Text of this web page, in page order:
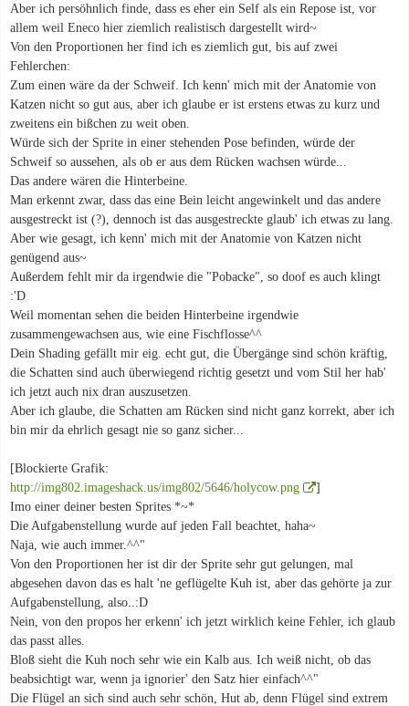
Aber ich persöhnlich finde, dass es eher ein Self als ein Repose ist, vor
allem weil Eneco hier ziemlich realistisch dargestellt wird~
Von den Proportionen her find ich es ziemlich gut, bis auf zwei
Fehlerchen:
Zum einen wäre da der Schweif. Ich kenn' mich mit der Anatomie von
Katzen nicht so gut aus, aber ich glaube er ist erstens etwas zu kurz und
zweitens ein bißchen zu weit oben.
Würde sich der Sprite in einer stehenden Pose befinden, würde der
Schweif so aussehen, als ob er aus dem Rücken wachsen würde...
Das andere wären die Hinterbeine.
Man erkennt zwar, dass das eine Bein leicht angewinkelt und das andere
ausgestreckt ist (?), dennoch ist das ausgestreckte glaub' ich etwas zu lang.
Aber wie gesagt, ich kenn' mich mit der Anatomie von Katzen nicht
genügend aus~
Außerdem fehlt mir da irgendwie die "Pobacke", so doof es auch klingt
:'D
Weil momentan sehen die beiden Hinterbeine irgendwie
zusammengewachsen aus, wie eine Fischflosse^^
Dein Shading gefällt mir eig. echt gut, die Übergänge sind schön kräftig,
die Schatten sind auch überwiegend richtig gesetzt und vom Stil her hab'
ich jetzt auch nix dran auszusetzen.
Aber ich glaube, die Schatten am Rücken sind nicht ganz korrekt, aber ich
bin mir da ehrlich gesagt nie so ganz sicher...
[Blockierte Grafik:
http://img802.imageshack.us/img802/5646/holycow.png
]
Imo einer deiner besten Sprites *~*
Die Aufgabenstellung wurde auf jeden Fall beachtet, haha~
Naja, wie auch immer.^^"
Von den Proportionen her ist dir der Sprite sehr gut gelungen, mal
abgesehen davon das es halt 'ne geflügelte Kuh ist, aber das gehörte ja zur
Aufgabenstellung, also..:D
Nein, von den propos her erkenn' ich jetzt wirklich keine Fehler, ich glaub
das passt alles.
Bloß sieht die Kuh noch sehr wie ein Kalb aus. Ich weiß nicht, ob das
beabsichtigt war, wenn ja ignorier' den Satz hier einfach^^"
Die Flügel an sich sind auch sehr schön, Hut ab, denn Flügel sind extrem